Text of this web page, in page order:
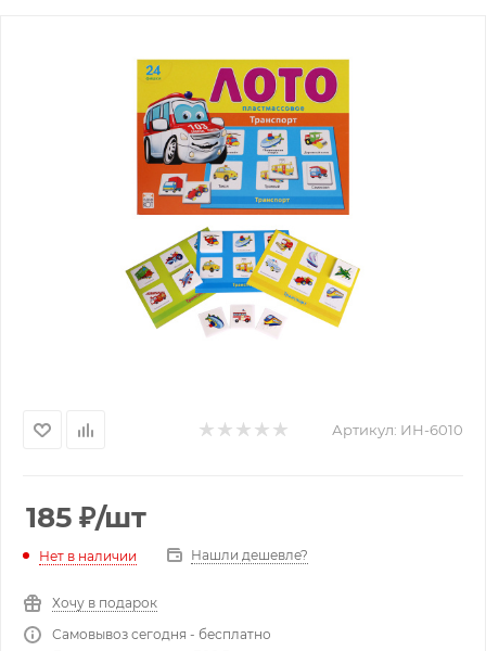
Артикул: ИН-6010
185 ₽/шт
Нет в наличии Нашли дешевле?
Хочу в подарок
Самовывоз сегодня - бесплатно